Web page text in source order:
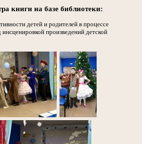
книги на базе библиотеки:
детей и родителей в процессе
произведений детской